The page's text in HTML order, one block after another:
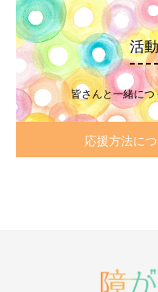
活
皆さんと一緒に
応援方法に